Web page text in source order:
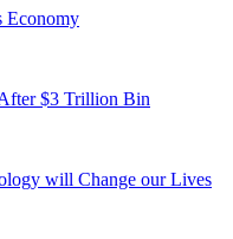
Economy
$3 Trillion Bin
will Change our Lives